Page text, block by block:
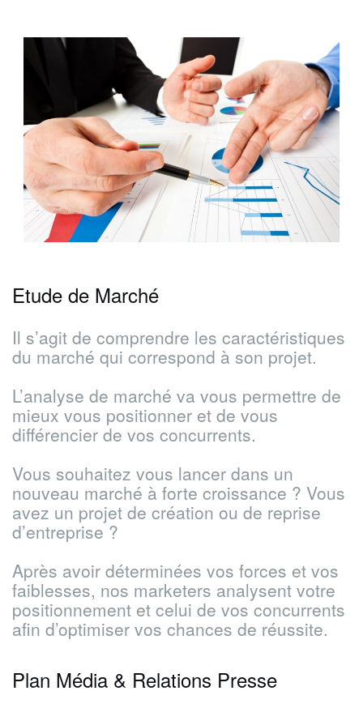
Etude de Marché
Il s’agit de comprendre les caractéristiques
du marché qui correspond à son projet.
L’analyse de marché va vous permettre de
mieux vous positionner et de vous
différencier de vos concurrents.
Vous souhaitez vous lancer dans un
nouveau marché à forte croissance ? Vous
avez un projet de création ou de reprise
d’entreprise ?
Après avoir déterminées vos forces et vos
faiblesses, nos marketers analysent votre
positionnement et celui de vos concurrents
afin d’optimiser vos chances de réussite.
Plan Média & Relations Presse